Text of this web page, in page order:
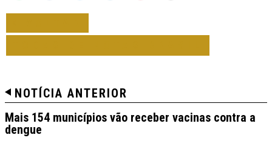
NOTÍCIA ANTERIOR
Mais 154 municípios vão receber vacinas contra a
dengue